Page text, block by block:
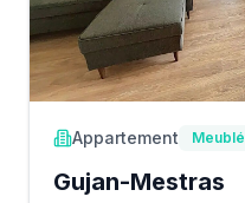
Appartement Meublé
Gujan-Mestras